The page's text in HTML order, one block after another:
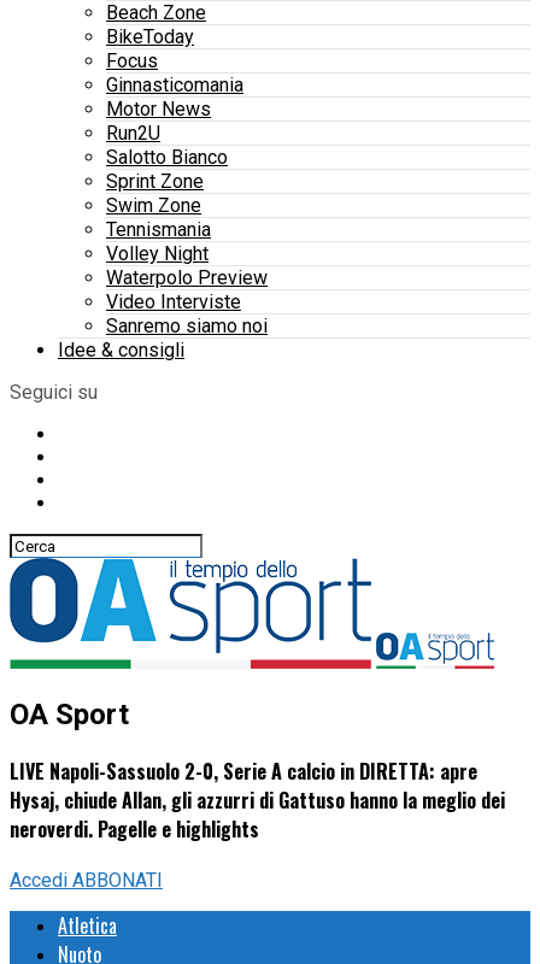
Beach Zone
BikeToday
Focus
Ginnasticomania
Motor News
Run2U
Salotto Bianco
Sprint Zone
Swim Zone
Tennismania
Volley Night
Waterpolo Preview
Video Interviste
Sanremo siamo noi
Idee & consigli
Seguici su
OA Sport
LIVE Napoli-Sassuolo 2-0, Serie A calcio in DIRETTA: apre
Hysaj, chiude Allan, gli azzurri di Gattuso hanno la meglio dei
neroverdi. Pagelle e highlights
Accedi ABBONATI
Atletica
Nuoto